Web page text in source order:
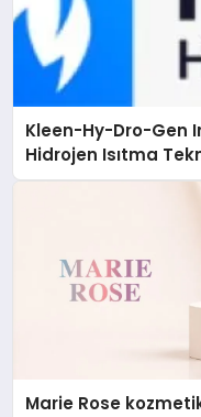
Kleen-Hy-Dro-Gen
Hidrojen Isıtma
Düzenleyici
Marie Rose